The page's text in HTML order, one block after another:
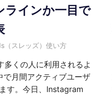
ラインか一目で
（スレッズ）使い方
くの人に利用されるよ
で月間アクティブユーザ
す。今日、Instagram